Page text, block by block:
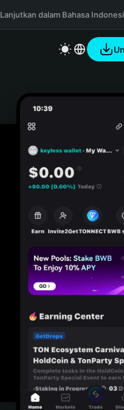
Lanjutkan dalam Bahasa